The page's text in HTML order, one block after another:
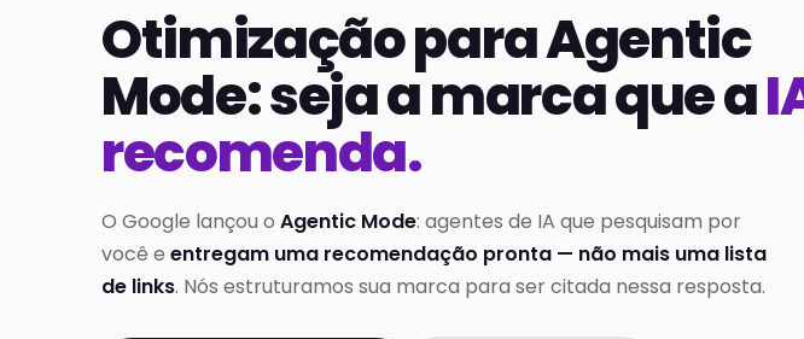
Otimização para Agentic
Mode: seja a marca que a
recomenda.
O Google lançou o Agentic Mode: agentes de IA que pesquisam por
você e entregam uma recomendação pronta — não mais uma lista
de links. Nós estruturamos sua marca para ser citada nessa resposta.